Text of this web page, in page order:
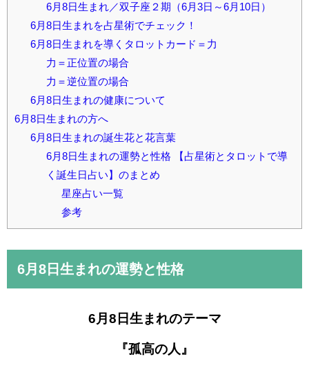
6月8日生まれ／双子座２期（6月3日～6月10日）
6月8日生まれを占星術でチェック！
6月8日生まれを導くタロットカード＝力
力＝正位置の場合
力＝逆位置の場合
6月8日生まれの健康について
6月8日生まれの方へ
6月8日生まれの誕生花と花言葉
6月8日生まれの運勢と性格 【占星術とタロットで導
く誕生日占い】のまとめ
星座占い一覧
参考
6月8日 生まれの運勢と性格
6月8日生まれのテーマ
『孤高の人』